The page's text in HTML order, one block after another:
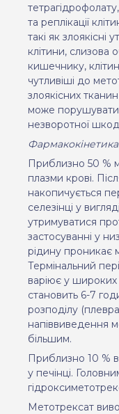
та реплікації
такі як злоякісні
клітини, слизова
кишечнику,
чутливіші до
злоякісних
може порушувати
незворотної
Фармакокінетика.
Приблизно 50 %
плазми крові.
накопичується
селезінці у
утримуватися
застосуванні у
рідину проникає
Термінальний
варіює у
становить 6-7
розподілу
напіввиведення
більшим.
Приблизно 10 %
у печінці.
Метотрексат